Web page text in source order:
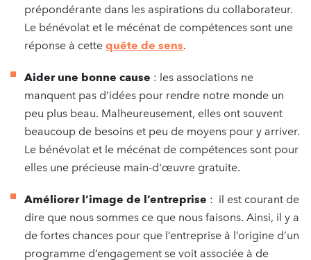
prépondérante dans les aspirations du collaborateur.
Le bénévolat et le mécénat de compétences sont une
réponse à cette quête de sens.
Aider une bonne cause : les associations ne
manquent pas d’idées pour rendre notre monde un
peu plus beau. Malheureusement, elles ont souvent
beaucoup de besoins et peu de moyens pour y arriver.
Le bénévolat et le mécénat de compétences sont pour
elles une précieuse main-d'œuvre gratuite.
Améliorer l’image de l’entreprise : il est courant de
dire que nous sommes ce que nous faisons. Ainsi, il y a
de fortes chances pour que l’entreprise à l’origine d’un
programme d’engagement se voit associée à de